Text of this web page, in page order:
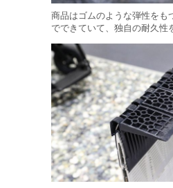
商品はゴムのような弾性をも
でできていて、独自の耐久性